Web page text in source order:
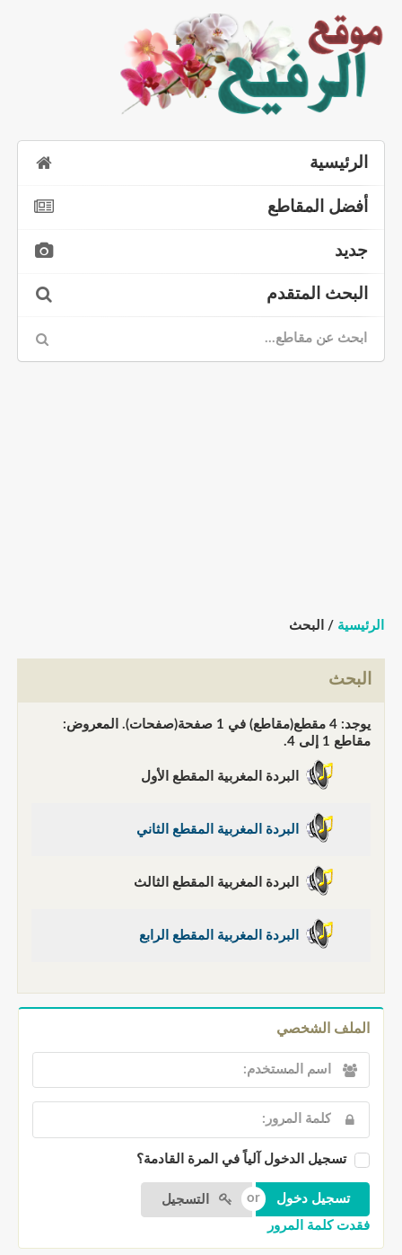
الرئيسية
أفضل المقاطع
جديد
البحث المتقدم
الرئيسية / البحث
البحث
يوجد: 4 مقطع(مقاطع) في 1 صفحة(صفحات). المعروض:
مقاطع 1 إلى 4.
البردة المغربية المقطع الأول
البردة المغربية المقطع الثاني
البردة المغربية المقطع الثالث
البردة المغربية المقطع الرابع
الملف الشخصي
تسجيل الدخول آلياً في المرة القادمة؟
التسجيل
فقدت كلمة المرور